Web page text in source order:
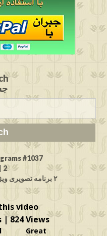
#1037
2 | ۱۰۳۷
۲ برنامه تصویری ویژه پیامهای تلفنی بینندگان
video
| 824 Views
Great